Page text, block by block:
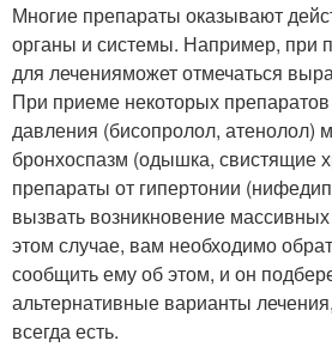
Многие препараты оказывают
органы и системы. Например, при
для леченияможет отмечаться
При приеме некоторых
давления (бисопролол, атенолол)
бронхоспазм (одышка, свистящие
препараты от гипертонии
вызвать возникновение
этом случае, вам необходимо
сообщить ему об этом, и он
альтернативные варианты
всегда есть.